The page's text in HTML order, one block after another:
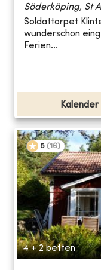
Söderköping, St
Soldattorpet
wunderschön
Ferien...
5 (16)
4 + 2 betten